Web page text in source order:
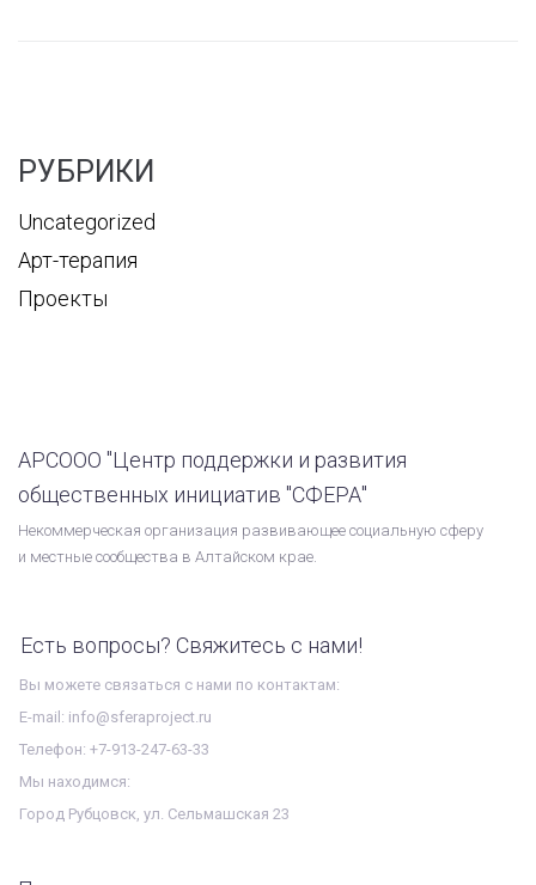
РУБРИКИ
Uncategorized
Арт-терапия
Проекты
АРСООО "Центр поддержки и развития
общественных инициатив "СФЕРА"
Некоммерческая организация развивающее социальную сферу
и местные сообщества в Алтайском крае.
Есть вопросы? Свяжитесь с нами!
Вы можете связаться с нами по контактам:
E-mail: info@sferaproject.ru
Телефон: +7-913-247-63-33
Мы находимся:
Город Рубцовск, ул. Сельмашская 23